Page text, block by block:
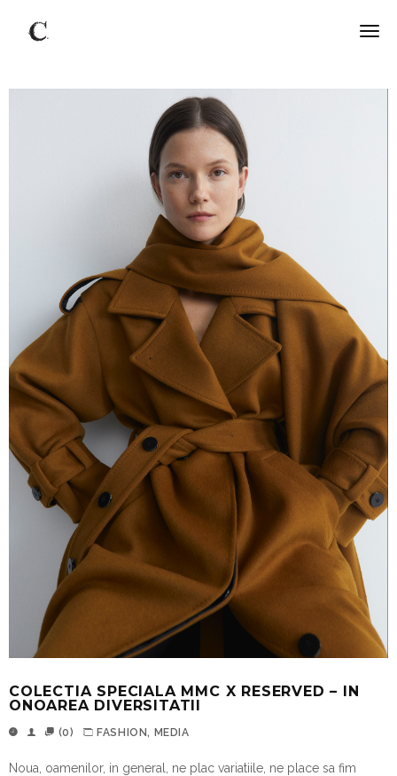
COLECTIA SPECIALA MMC X RESERVED – IN
ONOAREA DIVERSITATII
(0) FASHION, MEDIA
Noua , oamenilor, in general, ne plac variatiile ne place sa fim